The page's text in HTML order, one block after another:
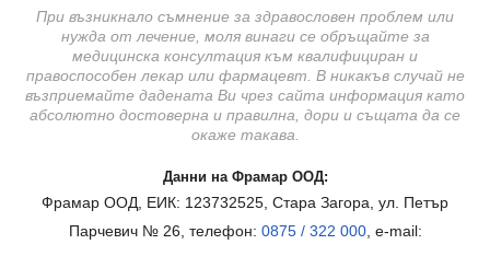
При възникнало съмнение за здравословен проблем или
нужда от лечение, моля винаги се обръщайте за
медицинска консултация към квалифициран и
правоспособен лекар или фармацевт. В никакъв случай не
възприемайте дадената Ви чрез сайта информация като
абсолютно достоверна и правилна, дори и същата да се
окаже такава.
Данни на Фрамар ООД:
Фрамар ООД, ЕИК: 123732525, Стара Загора, ул. Петър
Парчевич № 26, телефон: 0875 / 322 000, e-mail: